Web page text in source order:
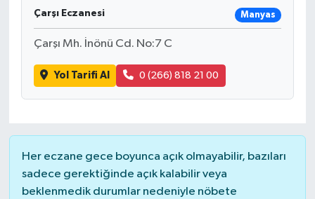
Çarşı Eczanesi Manyas
Çarşı Mh. İnönü Cd. No:7 C
Yol Tarifi Al 0 (266) 818 21 00
Her eczane gece boyunca açık olmayabilir, bazıları
sadece gerektiğinde açık kalabilir veya
beklenmedik durumlar nedeniyle nöbete
Çalışma Hayatı
Kadın
Yurt